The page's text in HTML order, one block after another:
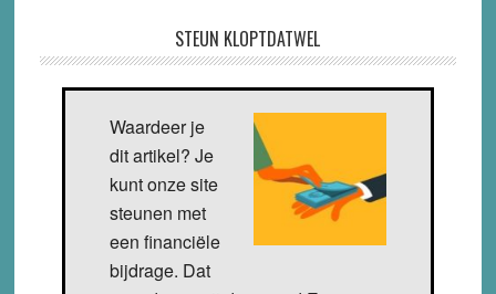
STEUN KLOPTDATWEL
Waardeer je
dit artikel? Je
kunt onze site
steunen met
een financiële
bijdrage. Dat